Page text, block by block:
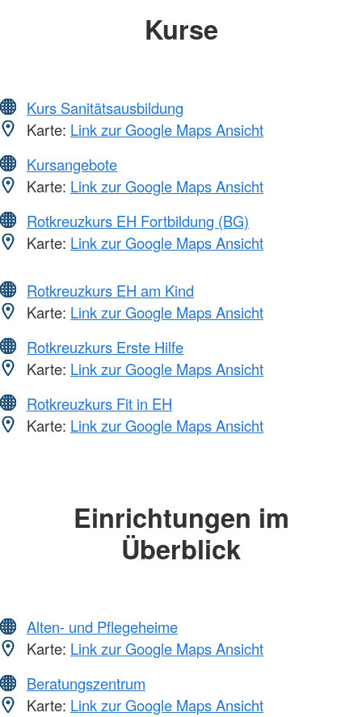
Kurse
Kurs Sanitätsausbildung
Karte: Link zur Google Maps Ansicht
Kursangebote
Karte: Link zur Google Maps Ansicht
Rotkreuzkurs EH Fortbildung (BG)
Karte: Link zur Google Maps Ansicht
Rotkreuzkurs EH am Kind
Karte: Link zur Google Maps Ansicht
Rotkreuzkurs Erste Hilfe
Karte: Link zur Google Maps Ansicht
Rotkreuzkurs Fit in EH
Karte: Link zur Google Maps Ansicht
Einrichtungen im
Überblick
Alten- und Pflegeheime
Karte: Link zur Google Maps Ansicht
Beratungszentrum
Karte: Link zur Google Maps Ansicht